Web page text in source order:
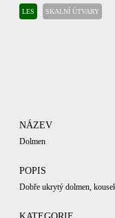
LES SKALNÍ ÚTVARY
NÁZEV
Dolmen
POPIS
Dobře ukrytý dolmen,